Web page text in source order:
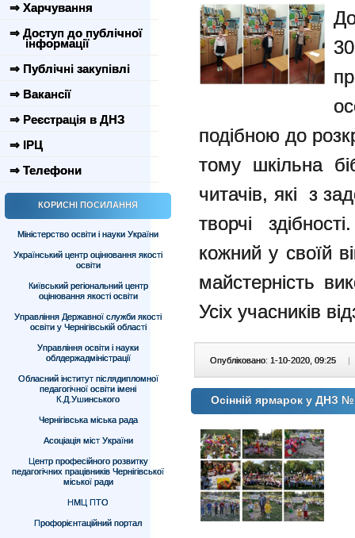
⇒ Харчування
⇒ Доступ до публічної
інформації
⇒ Публічні закупівлі
⇒ Вакансії
⇒ Реєстрація в ДНЗ
⇒ ІРЦ
⇒ Телефони
КОРИСНІ ПОСИЛАННЯ
Міністерство освіти і науки України
Український центр оцінювання якості
освіти
Київський регіональний центр
оцінювання якості освіти
Управління Державної служби якості
освіти у Чернігівській області
Управління освіти і науки
облдержадміністрації
Обласний інститут післядипломної
педагогічної освіти імені
К.Д.Ушинського
Чернігівська міська рада
Асоціація міст України
Центр професійного розвитку
педагогічних працівників Чернігівської
міської ради
НМЦ ПТО
Профорієнтаційний портал
подібною до
тому шкільна
читачів, які з
творчі
кожний у своїй
майстерність
Усіх учасників
Опубліковано: 1-10-2020, 09:25 |
Осінній ярмарок у ДНЗ